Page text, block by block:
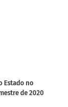
Estado no
de 2020